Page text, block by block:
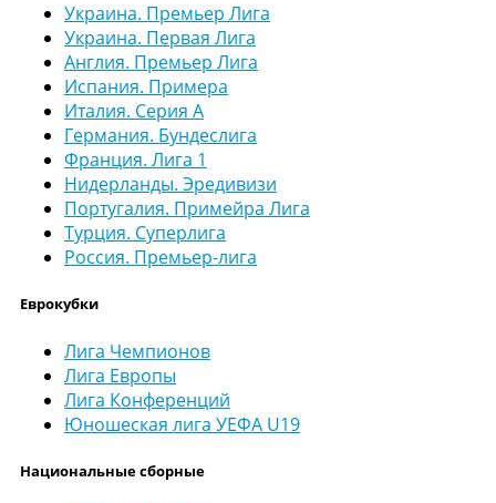
Украина. Премьер Лига
Украина. Первая Лига
Англия. Премьер Лига
Испания. Примера
Италия. Серия А
Германия. Бундеслига
Франция. Лига 1
Нидерланды. Эредивизи
Португалия. Примейра Лига
Турция. Суперлига
Россия. Премьер-лига
Еврокубки
Лига Чемпионов
Лига Европы
Лига Конференций
Юношеская лига УЕФА U19
Национальные сборные